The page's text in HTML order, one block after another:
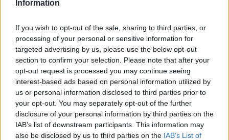
Information
If you wish to opt-out of the sale, sharing to third parties, or
processing of your personal or sensitive information for
targeted advertising by us, please use the below opt-out
section to confirm your selection. Please note that after your
opt-out request is processed you may continue seeing
interest-based ads based on personal information utilized by
us or personal information disclosed to third parties prior to
your opt-out. You may separately opt-out of the further
disclosure of your personal information by third parties on the
IAB’s list of downstream participants. This information may
also be disclosed by us to third parties on the IAB’s List of
a
ce
b
o
o
k
w
it
te
r
te
re
st
at
s
A
p
p
a
re
Articolo precedente
Prossimo articolo
NOTIZIE RECENTI
“Sul filo del discorso”: sold out ad Olbia per il
reading su Atzeni